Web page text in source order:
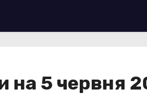
на 5 червня